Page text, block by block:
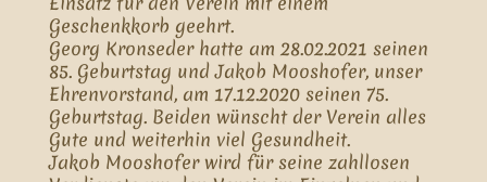
Geschenkkorb geehrt.
Georg Kronseder hatte am 28.02.2021 seinen
85. Geburtstag und Jakob Mooshofer, unser
Ehrenvorstand, am 17.12.2020 seinen 75.
Geburtstag. Beiden wünscht der Verein alles
Gute und weiterhin viel Gesundheit.
Jakob Mooshofer wird für seine zahllosen